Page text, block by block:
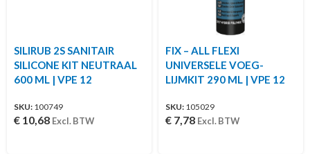
SILIRUB 2S SANITAIR
SILICONE KIT NEUTRAAL
600 ML | VPE 12
SKU: 100749
€ 10,68 Excl. BTW
FIX – ALL FLEXI
UNIVERSELE VOEG-
LIJMKIT 290 ML | VPE 12
SKU: 105029
€ 7,78 Excl. BTW